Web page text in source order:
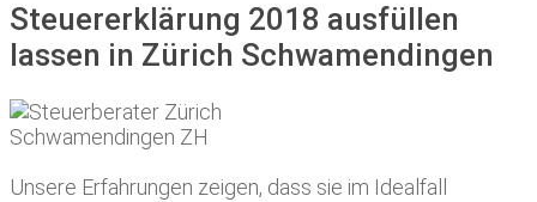
Steuererklärung 2018 ausfüllen
lassen in Zürich Schwamendingen
Unsere Erfahrungen zeigen, dass sie im Idealfall